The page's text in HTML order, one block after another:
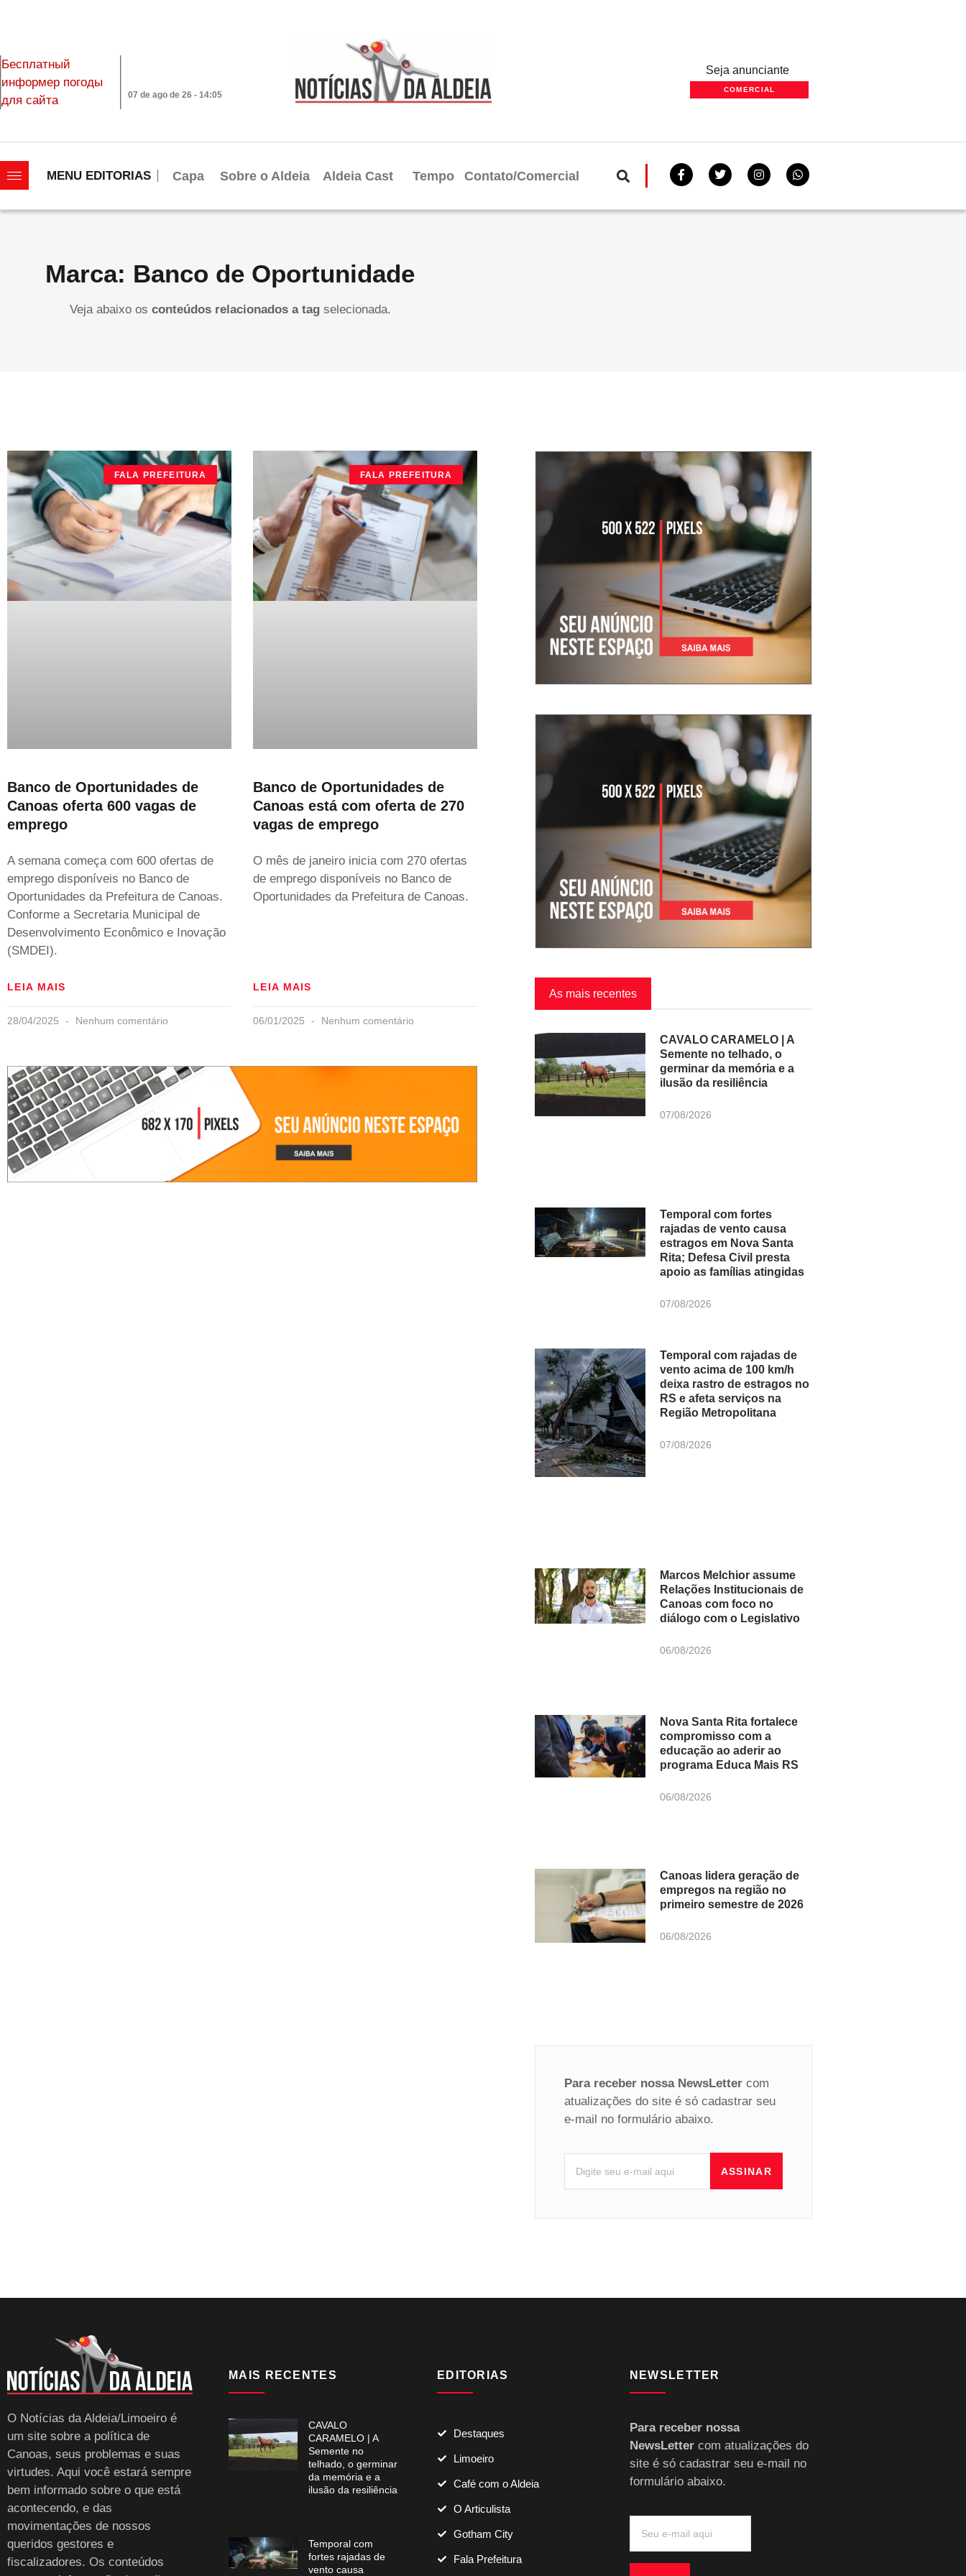
Бесплатный
информер погоды
для сайта
07 de ago de 26 - 14:05
Seja anunciante
COMERCIAL
MENU EDITORIAS Capa Sobre o Aldeia Aldeia Cast Tempo Contato/Comercial
Marca: Banco de Oportunidade
Veja abaixo os conteúdos relacionados a tagselecionada.
FALA PREFEITURA
Banco de Oportunidades de
Canoas oferta 600 vagas de
emprego
A semana começa com 600 ofertas de
emprego disponíveis no Banco de
Oportunidades da Prefeitura de Canoas.
Conforme a Secretaria Municipal de
Desenvolvimento Econômico e Inovação
(SMDEI).
LEIA MAIS
28/04/2025 Nenhum comentário
FALA PREFEITURA
Banco de Oportunidades de
Canoas está com oferta de 270
vagas de emprego
O mês de janeiro inicia com 270 ofertas
de emprego disponíveis no Banco de
Oportunidades da Prefeitura de Canoas.
LEIA MAIS
06/01/2025 Nenhum comentário
As mais recentes
CAVALO CARAMELO | A
Semente no telhado, o
germinar da memória e a
ilusão da resiliência
07/08/2026
Temporal com fortes
rajadas de vento causa
estragos em Nova Santa
Rita; Defesa Civil presta
apoio as famílias atingidas
07/08/2026
Temporal com rajadas de
vento acima de 100 km/h
deixa rastro de estragos no
RS e afeta serviços na
Região Metropolitana
07/08/2026
Marcos Melchior assume
Relações Institucionais de
Canoas com foco no
diálogo com o Legislativo
06/08/2026
Nova Santa Rita fortalece
compromisso com a
educação ao aderir ao
programa Educa Mais RS
06/08/2026
Canoas lidera geração de
empregos na região no
primeiro semestre de 2026
06/08/2026
Para receber nossa NewsLetter com
atualizações do site é só cadastrar seu
e-mail no formulário abaixo.
ASSINAR
O Notícias da Aldeia/Limoeiro é
um site sobre a política de
Canoas, seus problemas e suas
virtudes. Aqui você estará sempre
bem informado sobre o que está
acontecendo, e das
movimentações de nossos
queridos gestores e
fiscalizadores. Os conteúdos
MAIS RECENTES
CAVALO
CARAMELO | A
Semente no
telhado, o germinar
da memória e a
ilusão da resiliência
Temporal com
fortes rajadas de
vento causa
EDITORIAS
Destaques
Limoeiro
Café com o Aldeia
O Articulista
Gotham City
Fala Prefeitura
NEWSLETTER
Para receber nossa
NewsLettercom atualizações do
site é só cadastrar seu e-mail no
formulário abaixo.